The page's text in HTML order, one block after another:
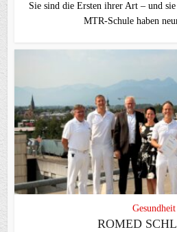
Sie sind die Ersten ihrer Art – und
MTR-Schule haben
Gesundheit
ROMED